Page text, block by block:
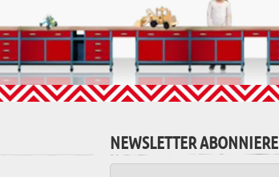
NEWSLETTER